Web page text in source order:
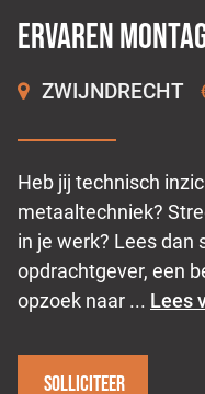
Ervaren
ZWIJNDRECHT
Heb jij technisch
metaaltechniek?
in je werk? Lees dan
opdrachtgever, een
opzoek naar ... Lees
Solliciteer